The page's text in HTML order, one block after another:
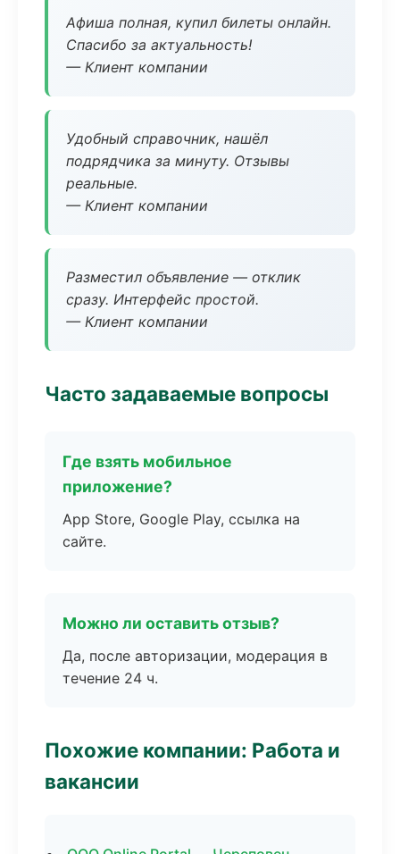
Афиша полная, купил билеты онлайн.
Спасибо за актуальность!
— Клиент компании
Удобный справочник, нашёл
подрядчика за минуту. Отзывы
реальные.
— Клиент компании
Разместил объявление — отклик
сразу. Интерфейс простой.
— Клиент компании
Часто задаваемые вопросы
Где взять мобильное
приложение?
App Store, Google Play, ссылка на
сайте.
Можно ли оставить отзыв?
Да, после авторизации, модерация в
течение 24 ч.
Похожие компании: Работа и
вакансии